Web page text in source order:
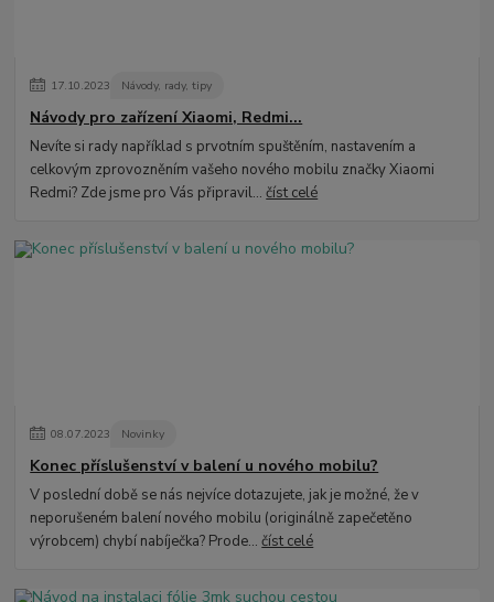
17.10.2023 Návody, rady, tipy
Návody pro zařízení Xiaomi, Redmi...
Nevíte si rady například s prvotním spuštěním, nastavením a
celkovým zprovozněním vašeho nového mobilu značky Xiaomi
Redmi? Zde jsme pro Vás připravil...číst celé
08.07.2023 Novinky
Konec příslušenství v balení u nového mobilu?
V poslední době se nás nejvíce dotazujete, jak je možné, že v
neporušeném balení nového mobilu (originálně zapečetěno
výrobcem) chybí nabíječka? Prode...číst celé